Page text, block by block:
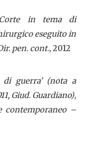
in tema di
eseguito in
pen. cont., 2012
guerra’ (nota a
Giud. Guardiano),
contemporaneo –